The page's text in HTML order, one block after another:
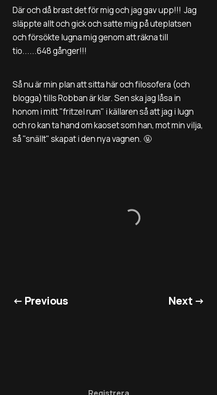
Där och då brast det för mig och jag gav upp!!! Jag
släppte allt och gick och satte mig på uteplatsen
och försökte lugna mig genom att räkna till
tio......648 gånger!!!
Så nu är min plan att sitta här och filosofera (och
blogga) tills Robban är klar. Sen ska jag låsa in
honom i mitt "fritzel rum" i källaren så att jag i lugn
och ro kan ta hand om kaoset som han, mot min vilja,
så "snällt" skapat i den nya vagnen. 🤬
← Previous Next →